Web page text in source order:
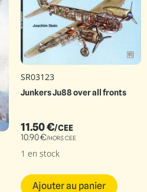
SR03123
Junkers Ju88 over all fronts
11.50€/CEE
10.90€/HORS CEE
1 en stock
Ajouter au panier